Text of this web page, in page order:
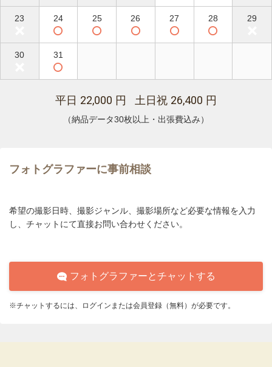
23 24 25 26 27 28 29
30 31
平日 22,000 円 土日祝 26,400 円
（納品データ30枚以上・出張費込み）
フォトグラファーに事前相談
希望の撮影日時、撮影ジャンル、撮影場所など必要な情報を入力
し、チャットにて直接お問い合わせください。
フォトグラファーとチャットする
※チャットするには、ログインまたは会員登録（無料）が必要です。